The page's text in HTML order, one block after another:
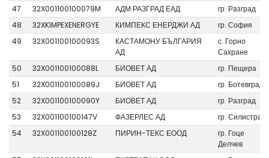
47
32X001100100079M АДМ РАЗГРАД ЕАД
гр. Разград
48
32XKIMPEXENERGYE КИМПЕКС ЕНЕРДЖИ АД
гр. София
49
32X001100100093S
КАСТАМОНУ БЪЛГАРИЯ
АД
с. Горно
Сахране
50
32X001100100088L БИОВЕТ АД
гр. Пещера
51
32X001100100089J БИОВЕТ АД
гр. Ботевград
52
32X001100100090Y БИОВЕТ АД
гр. Разград
53
32X001100100147V ФАЗЕРЛЕС АД
гр. Силистра
54
32X001100100128Z ПИРИН-ТЕКС ЕООД
гр. Гоце
Делчев